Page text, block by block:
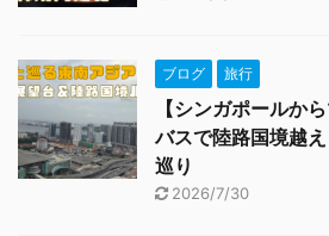
ブログ 旅行
【シンガポールか
バスで陸路国境越
巡り
2026/7/30